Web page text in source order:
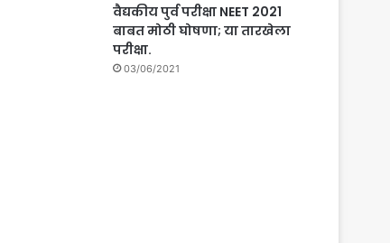
वैद्यकीय पुर्व परीक्षा NEET 2021
बाबत मोठी घोषणा; या तारखेला
परीक्षा.
03/06/2021